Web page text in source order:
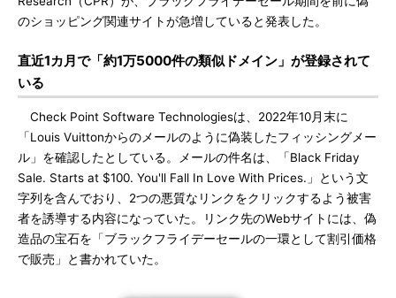
のショッピング関連サイトが急増していると発表した。
直近1カ月で「約1万5000件の類似ドメイン」が登録されて
いる
Check Point Software Technologiesは、2022年10月末に
「Louis Vuittonからのメールのように偽装したフィッシングメー
ル」を確認したとしている。メールの件名は、「Black Friday
Sale. Starts at $100. You'll Fall In Love With Prices.」という文
字列を含んでおり、2つの悪質なリンクをクリックするよう被害
者を誘導する内容になっていた。リンク先のWebサイトには、偽
造品の宝石を「ブラックフライデーセールの一環として割引価格
で販売」と書かれていた。